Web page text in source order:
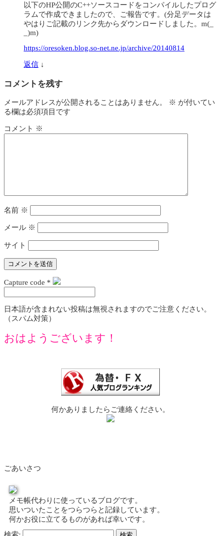
以下のHP公開のC++ソースコードをコンパイルしたプログ
ラムで作成できましたので、ご報告です。(分足データは
やはりご記載のリンク先からダウンロードしました。m(_
_)m)
https://oresoken.blog.so-net.ne.jp/archive/20140814
返信 ↓
コメントを残す
メールアドレスが公開されることはありません。 ※ が付いてい
る欄は必須項目です
コメント ※
名前 ※
メール ※
サイト
Capture code *
日本語が含まれない投稿は無視されますのでご注意ください。
（スパム対策）
おはようございます！
何かありましたらご連絡ください。
ごあいさつ
メモ帳代わりに使っているブログです。
思いついたことをつらつらと記録しています。
何かお役に立てるものがあれば幸いです。
検索: